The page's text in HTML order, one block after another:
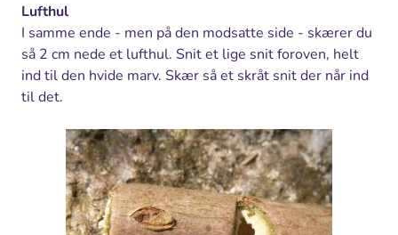
Lufthul
I samme ende - men på den modsatte side - skærer du
så 2 cm nede et lufthul. Snit et lige snit foroven, helt
ind til den hvide marv. Skær så et skråt snit der når ind
til det.